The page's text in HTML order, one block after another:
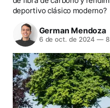
deportivo clásico moderno?
German Mendoza
6 de oct. de 2024 —